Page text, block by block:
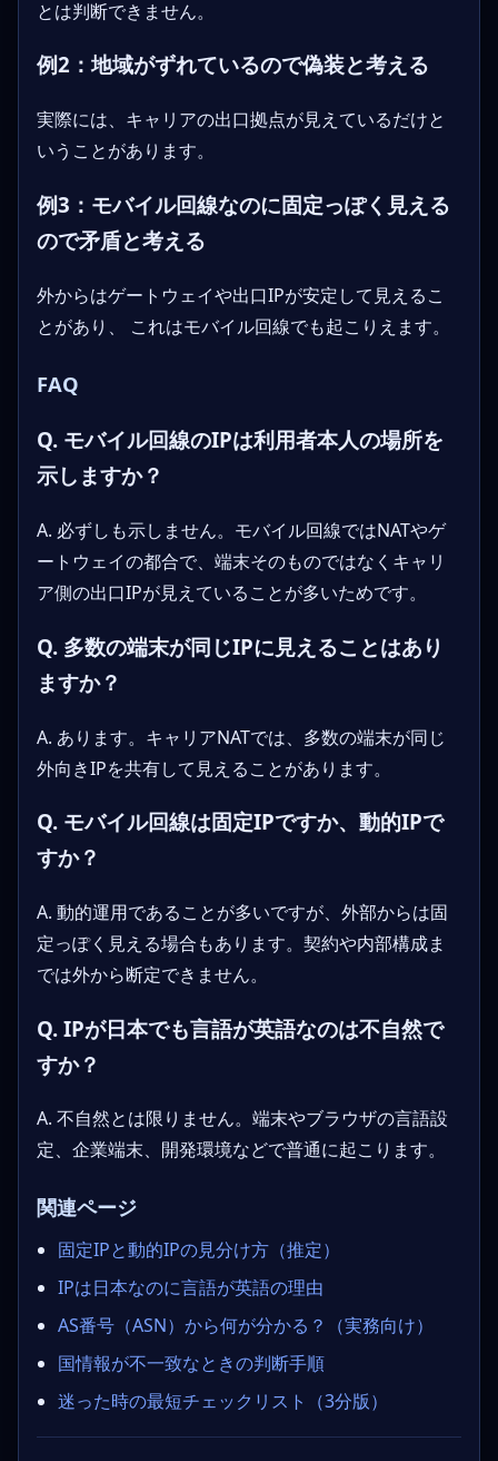
とは判断できません。
例2：地域がずれているので偽装と考える
実際には、キャリアの出口拠点が見えているだけと
いうことがあります。
例3：モバイル回線なのに固定っぽく見える
ので矛盾と考える
外からはゲートウェイや出口IPが安定して見えるこ
とがあり、 これはモバイル回線でも起こりえます。
FAQ
Q. モバイル回線のIPは利用者本人の場所を
示しますか？
A. 必ずしも示しません。モバイル回線ではNATやゲ
ートウェイの都合で、端末そのものではなくキャリ
ア側の出口IPが見えていることが多いためです。
Q. 多数の端末が同じIPに見えることはあり
ますか？
A. あります。キャリアNATでは、多数の端末が同じ
外向きIPを共有して見えることがあります。
Q. モバイル回線は固定IPですか、動的IPで
すか？
A. 動的運用であることが多いですが、外部からは固
定っぽく見える場合もあります。契約や内部構成ま
では外から断定できません。
Q. IPが日本でも言語が英語なのは不自然で
すか？
A. 不自然とは限りません。端末やブラウザの言語設
定、企業端末、開発環境などで普通に起こります。
関連ページ
固定IPと動的IPの見分け方（推定）
IPは日本なのに言語が英語の理由
AS番号（ASN）から何が分かる？（実務向け）
国情報が不一致なときの判断手順
迷った時の最短チェックリスト（3分版）